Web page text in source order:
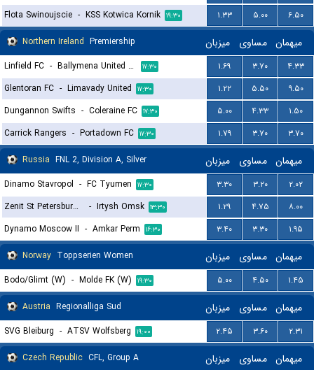
Flota Swinoujscie - KSS Kotwica Kornik ۱۹:۳۰ ۱.۳۳ ۵.۰۰
۶.۵۰
Northern Ireland Premiership میزبان مساوی میهمان
Linfield FC - Ballymena United FC ۱۷:۳۰ ۱.۶۹ ۳.۷۰
۴.۳۳
Glentoran FC - Limavady United ۱۷:۳۰ ۱.۲۲ ۵.۵۰
۹.۵۰
Dungannon Swifts - Coleraine FC ۱۷:۳۰ ۵.۰۰ ۴.۳۳
۱.۵۰
Carrick Rangers - Portadown FC ۱۷:۳۰ ۱.۷۹ ۳.۷۰
۳.۷۰
Russia FNL 2, Division A, Silver میزبان مساوی میهمان
Dinamo Stavropol - FC Tyumen ۱۷:۳۰ ۳.۳۰ ۳.۲۰
۲.۰۲
Zenit St Petersburg II
- Irtysh Omsk ۱۳:۳۰ ۱.۲۹ ۴.۷۵
۸.۰۰
Dynamo Moscow II - Amkar Perm ۱۶:۳۰ ۳.۴۰ ۳.۳۰
۱.۹۵
Norway Toppserien Women میزبان مساوی میهمان
Bodo/Glimt (W) - Molde FK (W) ۱۹:۳۰ ۵.۰۰ ۴.۵۰
۱.۴۵
Austria Regionalliga Sud میزبان مساوی میهمان
SVG Bleiburg - ATSV Wolfsberg ۱۹:۰۰ ۲.۴۵ ۳.۶۰
۲.۳۱
Czech Republic CFL, Group A میزبان مساوی میهمان